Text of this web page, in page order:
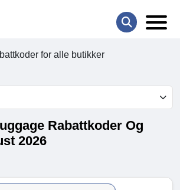
for alle butikker
Rabattkoder Og
2026